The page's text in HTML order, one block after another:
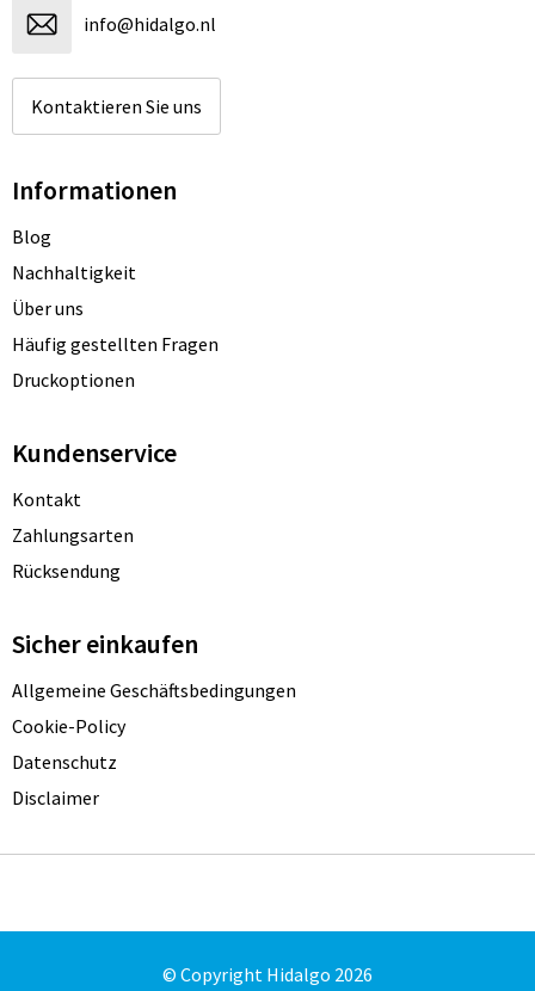
info@hidalgo.nl
Kontaktieren Sie uns
Informationen
Blog
Nachhaltigkeit
Über uns
Häufig gestellten Fragen
Druckoptionen
Kundenservice
Kontakt
Zahlungsarten
Rücksendung
Sicher einkaufen
Allgemeine Geschäftsbedingungen
Cookie-Policy
Datenschutz
Disclaimer
© Copyright Hidalgo 2026